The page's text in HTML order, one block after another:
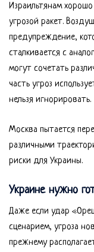
Израильтянам
угрозой ракет.
предупреждение,
сталкивается с
могут сочетать
часть угроз
нельзя игнорировать.
Москва пытается
различными
риски для Украины.
Украине нужно
Даже если удар
сценарием, угроза
прежнему